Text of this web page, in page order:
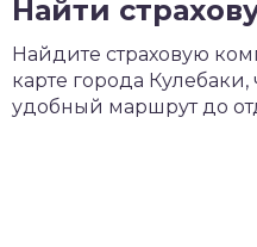
Найти
Найдите страховую
карте города
удобный маршрут до